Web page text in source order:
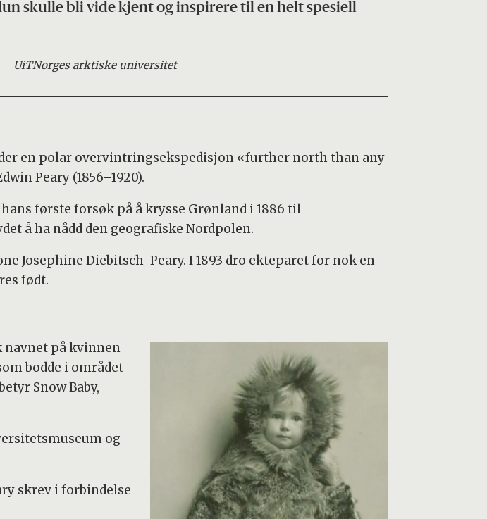
skulle bli vide kjent og inspirere til en helt spesiell
UiTNorges arktiske universitet
en polar overvintringsekspedisjon «further north than any
Peary (1856–1920).
første forsøk på å krysse Grønland i 1886 til
å ha nådd den geografiske Nordpolen.
Josephine Diebitsch-Peary. I 1893 dro ekteparet for nok en
født.
navnet på kvinnen
bodde i området
Snow Baby,
og
skrev i forbindelse